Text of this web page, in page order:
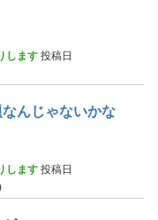
します 投稿日
んじゃないかな
します 投稿日